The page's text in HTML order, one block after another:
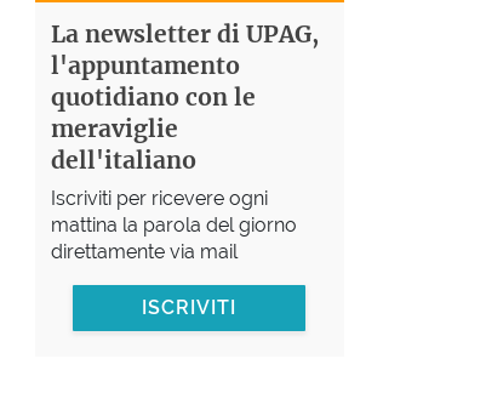
La newsletter di UPAG,
l'appuntamento
quotidiano con le
meraviglie
dell'italiano
Iscriviti per ricevere ogni
mattina la parola del giorno
direttamente via mail
ISCRIVITI